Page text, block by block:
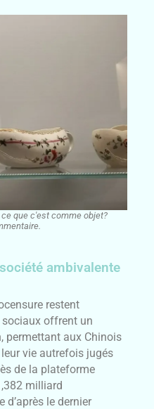
ce que c'est comme objet?
ambivalente
restent
sociaux offrent un
permettant aux Chinois
vie autrefois jugés
de la plateforme
milliard
d’après le dernier